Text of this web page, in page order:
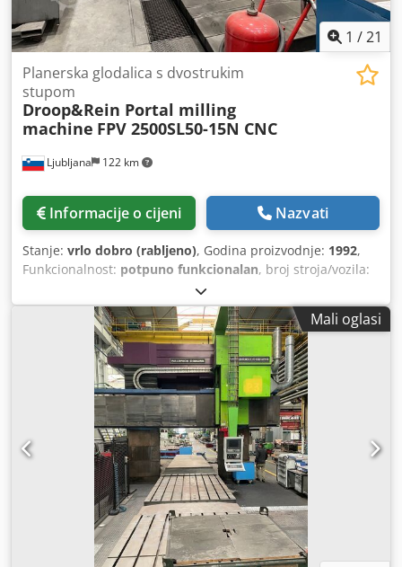
1 /21
Ljubljana 122 km
Planerska glodalica s dvostrukim
stupom
Droop&Rein Portal milling
machine FPV 2500SL50-15N CNC
Informacije o cijeni Nazvati
Stanje: vrlo dobro (rabljeno), Godina proizvodnje: 1992,
Funkcionalnost: potpuno funkcionalan, broj stroja/vozila:
, udaljenost pomaka osi X:
3.700 mm, pomak osi Z:1.500 mm, brzina pomaka osi X:
, brzina posmaka osi Y:15 m/min, brzina
posmaka Z-os:10 m/min, ukupna duljina: 15.000 mm
ukupna širina:7.500 mm, maksimalna brzina vretena:
4.000 okr/min, ukupna visina:7.000 mm, visina stola:
, brzi pomak X-os:15 m/min, brzi pomak osi Y:
, brzi pomak osi Z:10 m/min, udaljenost između
stalaka:
3.300 mm, vrsta ulazne struje:trofazni
opterećenje stola: 50.000 kg, maksimalna brzina okretanja:
4.000 okr/min, udaljenost od središta stola do vretenovog
2.110 mm, ukupna masa:110.000 kg
, snaga motora
50.000 W, duljina upravljačkog ormara:
visina upravljačkog ormara:2.000 mm, širina upravljačkog
600 mm, Oprema:brzina vrtnje beskonačno
Mali oglasi